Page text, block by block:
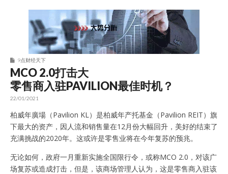
9点股票
9点财经天下
MCO 2.0打击大
零售商入驻PAVILION最佳时机？
22/01/2021
柏威年廣場（Pavilion KL）是柏威年产托基金（Pavilion REIT）旗
下最大的资产，因人流和销售量在12月份大幅回升，美好的结束了
充满挑战的2020年。这或许是零售业将在今年复苏的预兆。
无论如何，政府一月重新实施全国限行令，或称MCO 2.0，对该广
场复苏或造成打击，但是，该商场管理人认为，这是零售商入驻该